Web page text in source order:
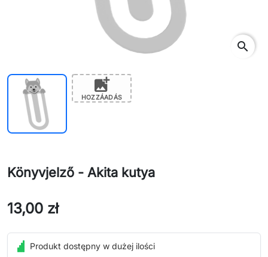
search
add_photo_alternate
HOZZÁADÁS
Könyvjelző - Akita kutya
13,00 zł
Produkt dostępny w dużej ilości